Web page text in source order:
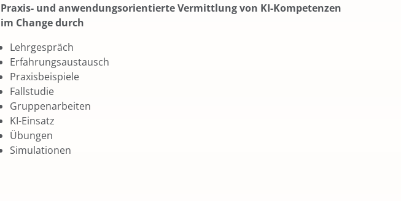
Praxis- und anwendungsorientierte Vermittlung von KI-Kompetenzen
im Change durch
Lehrgespräch
Erfahrungsaustausch
Praxisbeispiele
Fallstudie
Gruppenarbeiten
KI-Einsatz
Übungen
Simulationen